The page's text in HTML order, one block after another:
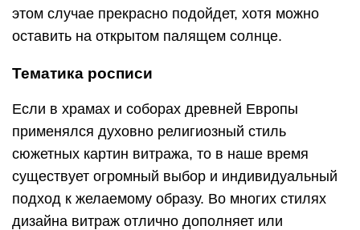
этом случае прекрасно подойдет, хотя можно
оставить на открытом палящем солнце.
Тематика росписи
Если в храмах и соборах древней Европы
применялся духовно религиозный стиль
сюжетных картин витража, то в наше время
существует огромный выбор и индивидуальный
подход к желаемому образу. Во многих стилях
дизайна витраж отлично дополняет или